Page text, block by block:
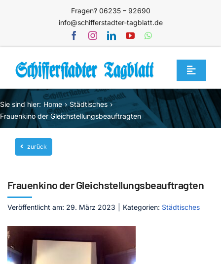
Fragen? 06235 – 92690
info@schifferstadter-tagblatt.de
Toggle
Home
Themen
Blog
Unternehmen
Mediathek
Kontakt
Sie sind hier: Home
Städtisches
Frauenkino der Gleichstellungsbeauftragten
zurück
Frauenkino der Gleichstellungsbeauftragten
Veröffentlicht am: 29. März 2023 Kategorien: Städtisches